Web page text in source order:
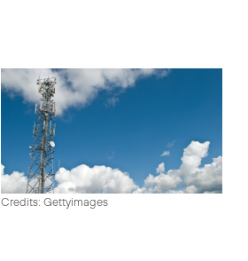
Credits: Gettyimages